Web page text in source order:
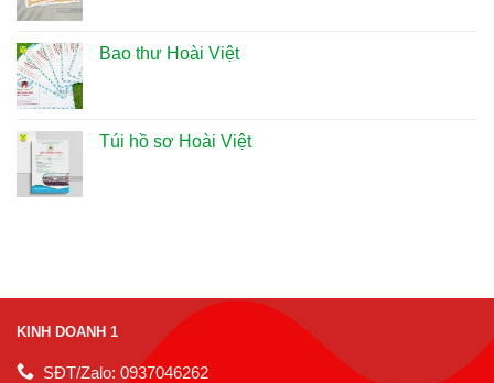
Bao thư Hoài Việt
Túi hồ sơ Hoài Việt
KINH DOANH 1
SĐT/Zalo: 0937046262